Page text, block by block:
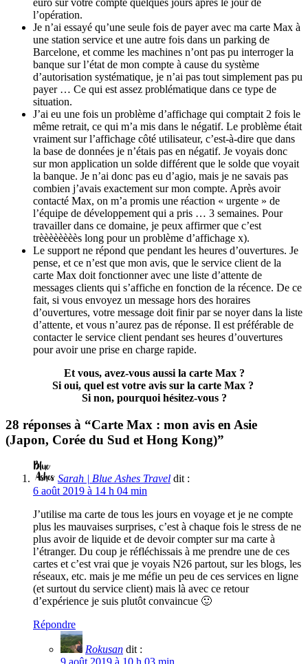
l’opération.
Je n’ai essayé qu’une seule fois de payer avec ma carte Max à
une station service et une autre fois dans un parking de
Barcelone, et comme les machines n’ont pas pu interroger la
banque sur l’état de mon compte à cause du système
d’autorisation systématique, je n’ai pas tout simplement pas pu
payer … Ce qui est assez problématique dans ce type de
situation.
J’ai eu une fois un problème d’affichage qui comptait 2 fois le
même retrait, ce qui m’a mis dans le négatif. Le problème était
vraiment sur l’affichage côté utilisateur, c’est-à-dire que dans
la base de données je n’étais pas en négatif. Je voyais donc
sur mon application un solde différent que le solde que voyait
la banque. Je n’ai donc pas eu d’agio, mais je ne savais pas
combien j’avais exactement sur mon compte. Après avoir
contacté Max, on m’a promis une réaction « urgente » de
l’équipe de développement qui a pris … 3 semaines. Pour
travailler dans ce domaine, je peux affirmer que c’est
trèèèèèèèès long pour un problème d’affichage x).
Le support ne répond que pendant les heures d’ouvertures. Je
pense, et ce n’est que mon avis, que le service client de la
carte Max doit fonctionner avec une liste d’attente de
messages clients qui s’affiche en fonction de la récence. De ce
fait, si vous envoyez un message hors des horaires
d’ouvertures, votre message doit finir par se noyer dans la liste
d’attente, et vous n’aurez pas de réponse. Il est préférable de
contacter le service client pendant ses heures d’ouvertures
pour avoir une prise en charge rapide.
Et vous, avez-vous aussi la carte Max ?
Si oui, quel est votre avis sur la carte Max ?
Si non, pourquoi hésitez-vous ?
28 réponses à “Carte Max : mon avis en Asie
(Japon, Corée du Sud et Hong Kong)”
Sarah | Blue Ashes Travel dit :
6 août 2019 à 14 h 04 min
J’utilise ma carte de tous les jours en voyage et je ne compte
plus les mauvaises surprises, c’est à chaque fois le stress de ne
plus avoir de liquide et de devoir compter sur ma carte à
l’étranger. Du coup je réfléchissais à me prendre une de ces
cartes et c’est vrai que je voyais N26 partout, sur les blogs, les
réseaux, etc. mais je me méfie un peu de ces services en ligne
(et surtout du service client) mais là avec ce retour
d’expérience je suis plutôt convaincue 🙂
Répondre
Rokusan dit :